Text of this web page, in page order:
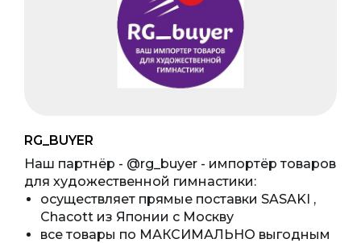
RG_BUYER
Наш партнёр - @rg_buyer - импортёр товаров
для художественной гимнастики:
осуществляет прямые поставки SASAKI ,
Chacott из Японии с Москву
все товары по МАКСИМАЛЬНО выгодным